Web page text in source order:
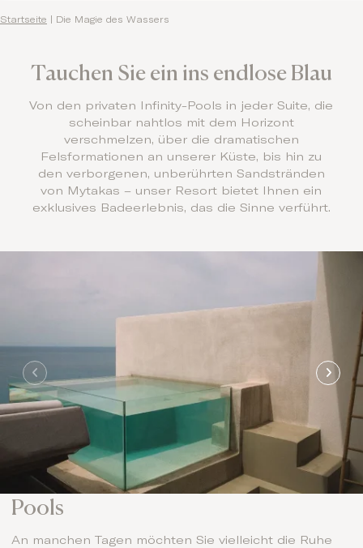
Startseite Die Magie des Wassers
Tauchen Sie ein ins endlose Blau
Von den privaten Infinity-Pools in jeder Suite, die
scheinbar nahtlos mit dem Horizont
verschmelzen, über die dramatischen
Felsformationen an unserer Küste, bis hin zu
den verborgenen, unberührten Sandstränden
von Mytakas – unser Resort bietet Ihnen ein
exklusives Badeerlebnis, das die Sinne verführt.
Pools
An manchen Tagen möchten Sie vielleicht die Ruhe